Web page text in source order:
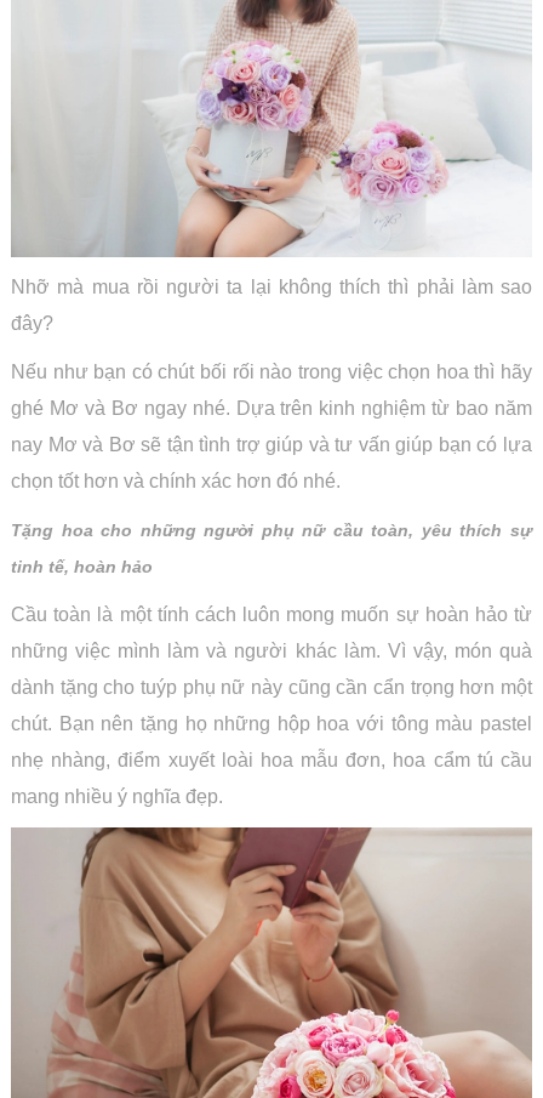
Nhỡ mà mua rồi người ta lại không thích thì phải làm sao
đây?
Nếu như bạn có chút bối rối nào trong việc chọn hoa thì hãy
ghé Mơ và Bơ ngay nhé. Dựa trên kinh nghiệm từ bao năm
nay Mơ và Bơ sẽ tận tình trợ giúp và tư vấn giúp bạn có lựa
chọn tốt hơn và chính xác hơn đó nhé.
Tặng hoa cho những người phụ nữ cầu toàn, yêu thích sự
tinh tế, hoàn hảo
Cầu toàn là một tính cách luôn mong muốn sự hoàn hảo từ
những việc mình làm và người khác làm. Vì vậy, món quà
dành tặng cho tuýp phụ nữ này cũng cần cẩn trọng hơn một
chút. Bạn nên tặng họ những hộp hoa với tông màu pastel
nhẹ nhàng, điểm xuyết loài hoa mẫu đơn, hoa cẩm tú cầu
mang nhiều ý nghĩa đẹp.